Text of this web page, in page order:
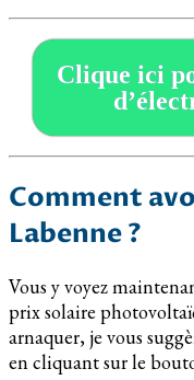
Clique ici
Comment
Labenne ?
Vous y voyez
prix solaire
arnaquer, je vous
en cliquant sur le